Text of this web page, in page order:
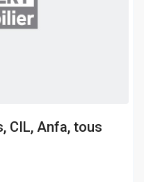
CIL, Anfa, tous